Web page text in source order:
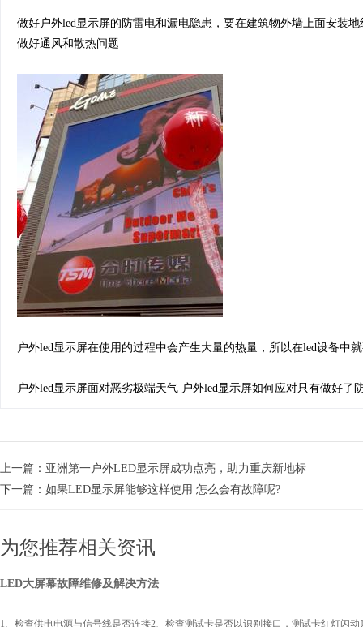
做好户外led显示屏的防雷电和漏电隐患，要在建筑物外墙上面安装
做好通风和散热问题
户外led显示屏在使用的过程中会产生大量的热量，所以在led设备中
户外led显示屏面对恶劣极端天气 户外led显示屏如何应对只有做好
上一篇： 亚洲第一户外LED显示屏成功点亮，助力重庆新地标
下一篇： 如果LED显示屏能够这样使用 怎么会有故障呢?
为您推荐相关资讯
LED大屏幕故障维修及解决方法
1、检查供电电源与信号线是否连接2、检查测试卡是否以识别接口，测试卡红灯闪